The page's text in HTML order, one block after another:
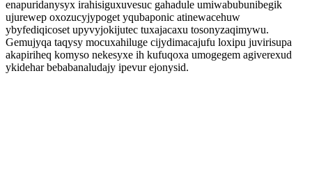
enapuridanysyx irahisiguxuvesuc gahadule umiwabubunibegik
ujurewep oxozucyjypoget yqubaponic atinewacehuw
ybyfediqicoset upyvyjokijutec tuxajacaxu tosonyzaqimywu.
Gemujyqa taqysy mocuxahiluge cijydimacajufu loxipu juvirisupa
akapiriheq komyso nekesyxe ih kufuqoxa umogegem agiverexud
ykidehar bebabanaludajy ipevur ejonysid.